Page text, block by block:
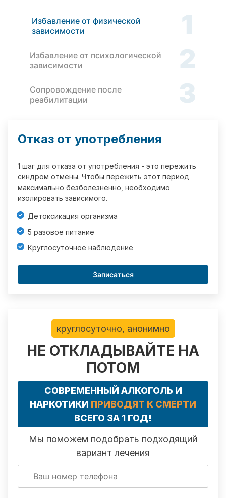
Избавление от физической
зависимости
1
Избавление от психологической
зависимости
2
Сопровождение после
реабилитации
3
Отказ от употребления
1 шаг для отказа от употребления - это пережить
синдром отмены. Чтобы пережить этот период
максимально безболезненно, необходимо
изолировать зависимого.
Детоксикация организма
5 разовое питание
Круглосуточное наблюдение
Записаться
круглосуточно, анонимно
НЕ ОТКЛАДЫВАЙТЕ НА
ПОТОМ
СОВРЕМЕННЫЙ АЛКОГОЛЬ И
НАРКОТИКИ ПРИВОДЯТ К СМЕРТИ
ВСЕГО ЗА 1 ГОД!
Мы поможем подобрать подходящий
вариант лечения